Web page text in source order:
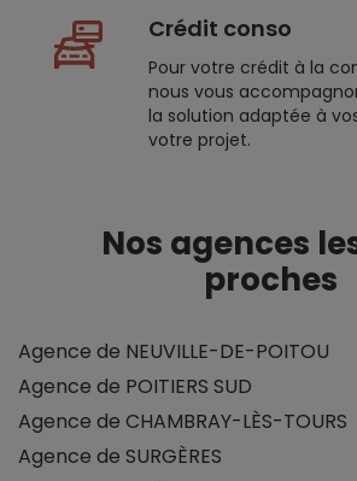
Crédit conso
Pour votre crédit à la
nous vous
la solution adaptée à
votre projet.
Nos agences
proches
Agence de NEUVILLE-DE-POITOU
Agence de POITIERS SUD
Agence de CHAMBRAY-LÈS-TOURS
Agence de SURGÈRES